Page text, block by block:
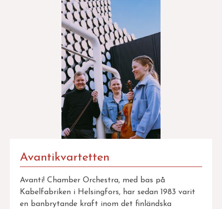
Avantikvartetten
Avanti! Chamber Orchestra, med bas på
Kabelfabriken i Helsingfors, har sedan 1983 varit
en banbrytande kraft inom det finländska